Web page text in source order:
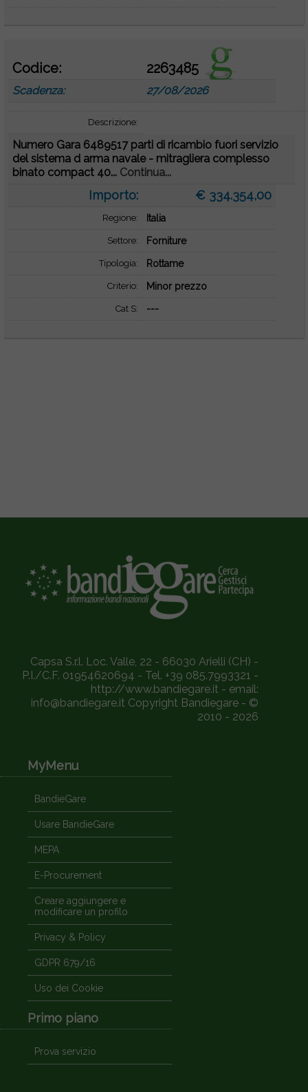
Codice: 2263485
Scadenza: 27/08/2026
Descrizione:
Numero Gara 6489517 parti di ricambio fuori servizio
del sistema d arma navale - mitragliera complesso
binato compact 40... Continua...
Importo: € 334.354,00
Regione: Italia
Settore: Forniture
Tipologia: Rottame
Criterio: Minor prezzo
Cat S: ---
Capsa S.r.l. Loc. Valle, 22 - 66030 Arielli (CH) -
P.I./C.F. 01954620694 - Tel. +39 085.7993321 -
http://www.bandiegare.it - email:
info@bandiegare.it Copyright Bandiegare - ©
2010 - 2026
MyMenu
BandieGare
Usare BandieGare
MEPA
E-Procurement
Creare aggiungere e
modificare un profilo
Privacy & Policy
GDPR 679/16
Uso dei Cookie
Primo piano
Prova servizio